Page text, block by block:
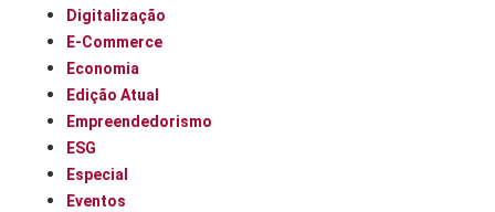
Digitalização
E-Commerce
Economia
Edição Atual
Empreendedorismo
ESG
Especial
Eventos